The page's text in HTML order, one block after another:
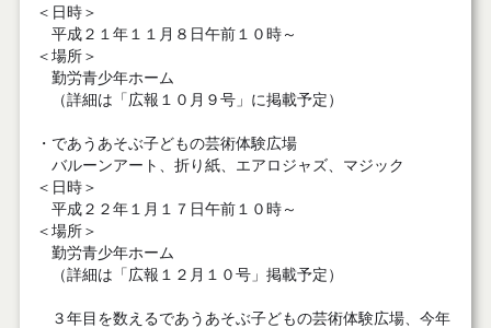
＜日時＞
平成２１年１１月８日午前１０時～
＜場所＞
勤労青少年ホーム
（詳細は「広報１０月９号」に掲載予定）
・であうあそぶ子どもの芸術体験広場
バルーンアート、折り紙、エアロジャズ、マジック
＜日時＞
平成２２年１月１７日午前１０時～
＜場所＞
勤労青少年ホーム
（詳細は「広報１２月１０号」掲載予定）
３年目を数えるであうあそぶ子どもの芸術体験広場、今年